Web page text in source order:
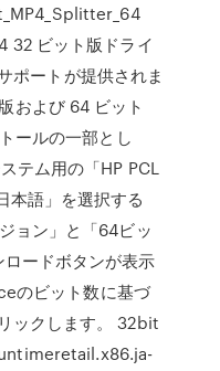
32 ビット版ドライ
ポートが提供されま
および 64 ビット
ールの一部とし
テム用の「HP PCL
本語」を選択する
ョン」と「64ビッ
ードボタンが表示
のビット数に基づ
ックします。 32bit